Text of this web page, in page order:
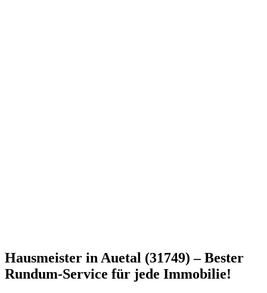
Hausmeister in Auetal (31749) – Bester
Rundum-Service für jede Immobilie!